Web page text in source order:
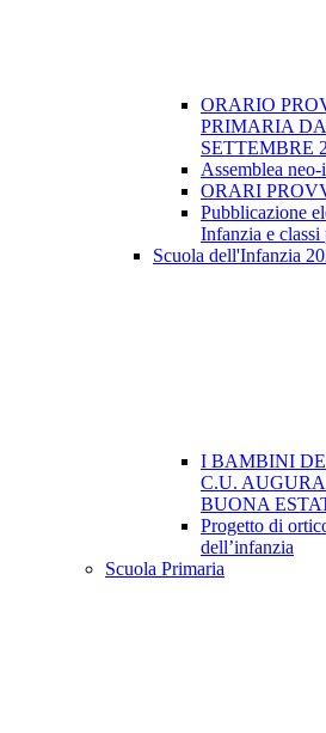
ORARIO
PRIMARIA
SETTEMBRE
Assemblea
ORARI
Pubblicazione
Infanzia e
Scuola dell'Infanzia
I BAMBINI
C.U.
BUONA
Progetto di
dell’infanzia
Scuola Primaria